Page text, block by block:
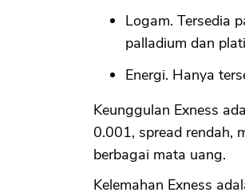
Logam. Tersedia
palladium dan
Energi. Hanya
Keunggulan Exness
0.001, spread rendah,
berbagai mata uang.
Kelemahan Exness